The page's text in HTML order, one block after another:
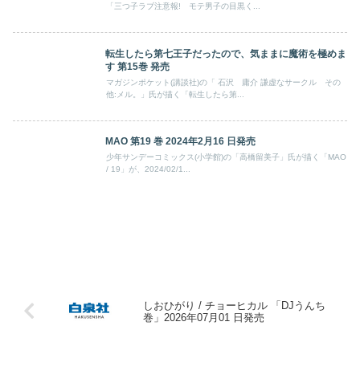
「三つ子ラブ注意報! モテ男子の目黒く...
転生したら第七王子だったので、気ままに魔術を極めま
す 第15巻 発売
マガジンポケット(講談社)の「 石沢 庸介 謙虚なサークル その
他:メル。」氏が描く「転生したら第...
MAO 第19 巻 2024年2月16 日発売
少年サンデーコミックス(小学館)の「高橋留美子」氏が描く「MAO
/ 19」が、2024/02/1...
しおひがり / チョーヒカル 「DJうんち
巻」2026年07月01 日発売